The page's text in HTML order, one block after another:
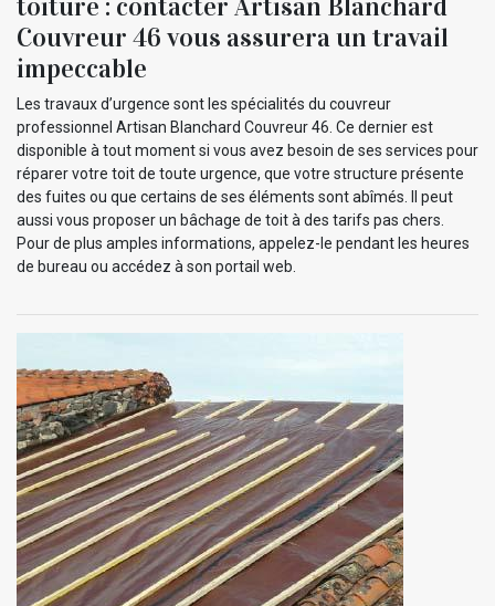
Couvreur 46 vous assurera un travail
impeccable
Les travaux d’urgence sont les spécialités du couvreur
professionnel Artisan Blanchard Couvreur 46. Ce dernier est
disponible à tout moment si vous avez besoin de ses services pour
réparer votre toit de toute urgence, que votre structure présente
des fuites ou que certains de ses éléments sont abîmés. Il peut
aussi vous proposer un bâchage de toit à des tarifs pas chers.
Pour de plus amples informations, appelez-le pendant les heures
de bureau ou accédez à son portail web.